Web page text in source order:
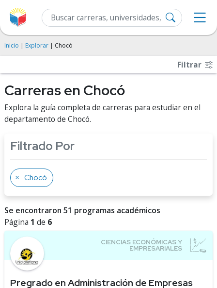
Inicio | Explorar | Chocó
Filtrar
Carreras en Chocó
Explora la guía completa de carreras para estudiar en el
departamento de Chocó.
Filtrado Por
Chocó
Se encontraron 51 programas académicos
Página 1 de 6
Pregrado en Administración de Empresas